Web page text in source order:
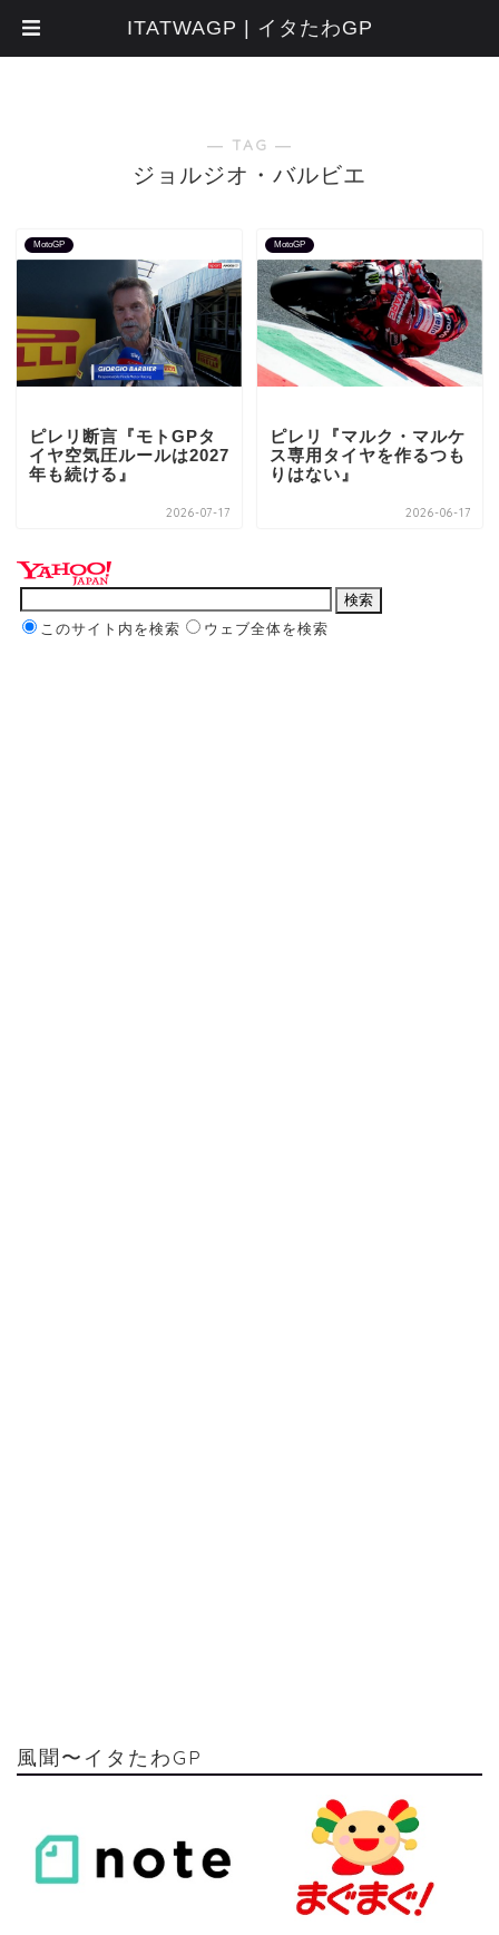
― TAG ―
ジョルジオ・バルビエ
MotoGP
ピレリ断言『モトGPタ
イヤ空気圧ルールは2027
年も続ける』
2026-07-17
MotoGP
ピレリ『マルク・マルケ
ス専用タイヤを作るつも
りはない』
2026-06-17
このサイト内を検索 ウェブ全体を検索
風聞〜イタたわGP
ITATWAGP | イタたわGP